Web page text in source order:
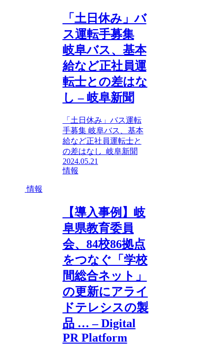
「土日休み」バ
ス運転手募集
岐阜バス、基本
給など正社員運
転士との差はな
し – 岐阜新聞
「土日休み」バス運転
手募集 岐阜バス、基本
給など正社員運転士と
の差はなし 岐阜新聞
2024.05.21
情報
情報
【導入事例】岐
阜県教育委員
会、84校86拠点
をつなぐ「学校
間総合ネット」
の更新にアライ
ドテレシスの製
品 … – Digital
PR Platform